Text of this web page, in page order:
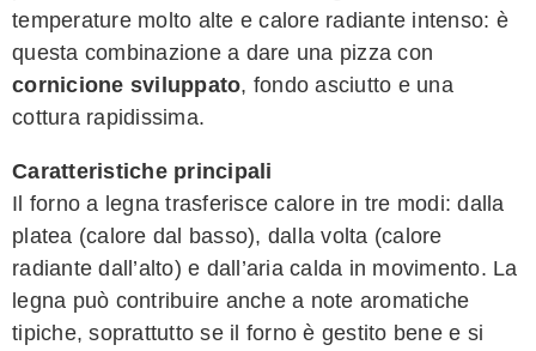
temperature molto alte e calore radiante intenso: è
questa combinazione a dare una pizza con
cornicione sviluppato, fondo asciutto e una
cottura rapidissima.
Caratteristiche principali
Il forno a legna trasferisce calore in tre modi: dalla
platea (calore dal basso), dalla volta (calore
radiante dall’alto) e dall’aria calda in movimento. La
legna può contribuire anche a note aromatiche
tipiche, soprattutto se il forno è gestito bene e si